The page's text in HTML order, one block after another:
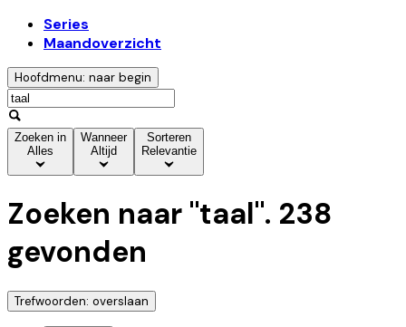
Series
Maandoverzicht
Hoofdmenu: naar begin
Zoeken in
Alles
Wanneer
Altijd
Sorteren
Relevantie
Zoeken naar "taal". 238
gevonden
Trefwoorden: overslaan